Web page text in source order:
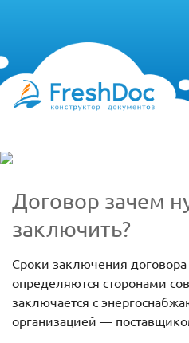
Договор зачем
заключить?
Сроки заключения
определяются сторонами
заключается с
организацией —